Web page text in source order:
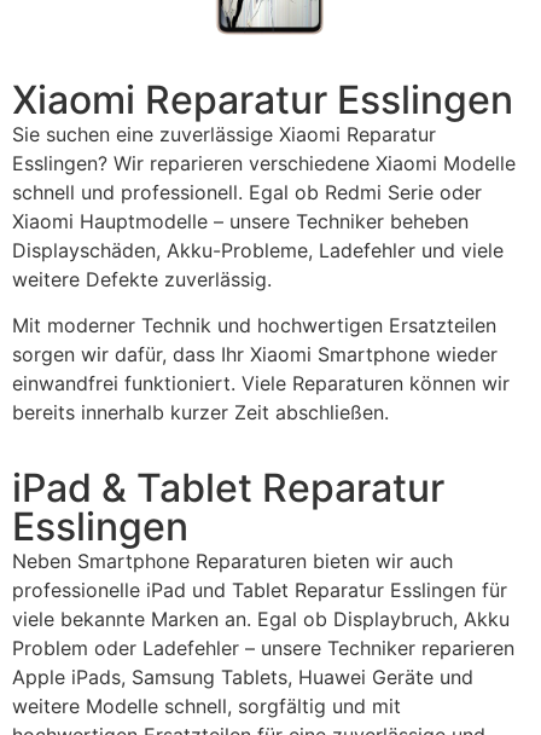
Xiaomi Reparatur Esslingen
Sie suchen eine zuverlässige Xiaomi Reparatur
Esslingen? Wir reparieren verschiedene Xiaomi Modelle
schnell und professionell. Egal ob Redmi Serie oder
Xiaomi Hauptmodelle – unsere Techniker beheben
Displayschäden, Akku-Probleme, Ladefehler und viele
weitere Defekte zuverlässig.
Mit moderner Technik und hochwertigen Ersatzteilen
sorgen wir dafür, dass Ihr Xiaomi Smartphone wieder
einwandfrei funktioniert. Viele Reparaturen können wir
bereits innerhalb kurzer Zeit abschließen.
iPad & Tablet Reparatur
Esslingen
Neben Smartphone Reparaturen bieten wir auch
professionelle iPad und Tablet Reparatur Esslingen für
viele bekannte Marken an. Egal ob Displaybruch, Akku
Problem oder Ladefehler – unsere Techniker reparieren
Apple iPads, Samsung Tablets, Huawei Geräte und
weitere Modelle schnell, sorgfältig und mit